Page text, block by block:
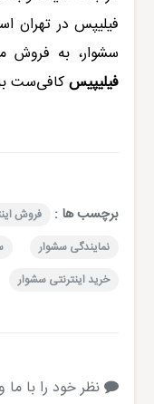
فیلیپس در تهران
سشوار، به فروش
فیلیپیسکافی‌ست
برچسب ها : فروش
نمایندگی سشوار
خرید اینترنتی سشوار
نظر خود را با ما